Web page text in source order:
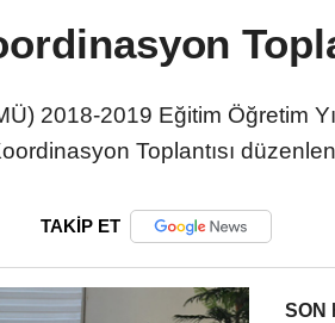
2018-2019 Eğitim Öğretim
Toplantısı
TAKİP ET
SON